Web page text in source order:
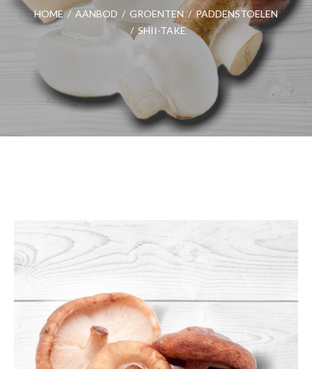
HOME / AANBOD / GROENTEN / PADDENSTOELEN
/ SHII-TAKE